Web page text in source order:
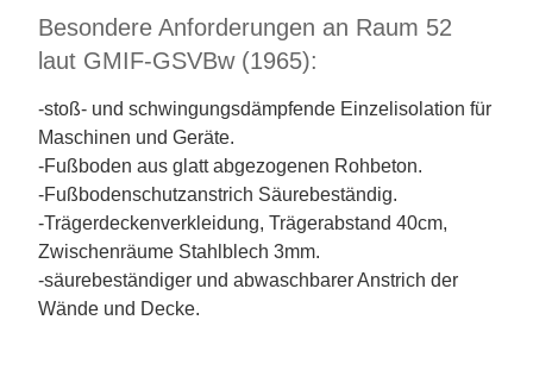
Besondere Anforderungen an Raum 52
laut GMIF-GSVBw (1965):
-stoß- und schwingungsdämpfende Einzelisolation für
Maschinen und Geräte.
-Fußboden aus glatt abgezogenen Rohbeton.
-Fußbodenschutzanstrich Säurebeständig.
-Trägerdeckenverkleidung, Trägerabstand 40cm,
Zwischenräume Stahlblech 3mm.
-säurebeständiger und abwaschbarer Anstrich der
Wände und Decke.